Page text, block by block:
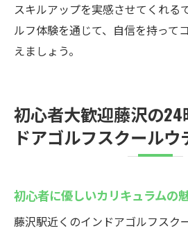
スキルアップを実感させてくれる
ルフ体験を通じて、自信を持って
えましょう。
初心者大歓迎藤沢の
ドアゴルフスクールウ
初心者に優しいカリキュラムの
藤沢駅近くのインドアゴルフスク